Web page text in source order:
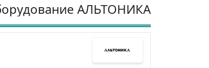
АЛЬТОНИКА